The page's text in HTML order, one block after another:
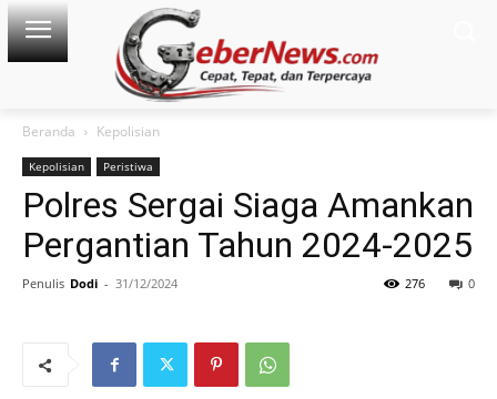
Beranda Kepolisian
Kepolisian Peristiwa
Polres Sergai Siaga Amankan
Pergantian Tahun 2024-2025
Penulis Dodi - 31/12/2024 0
276